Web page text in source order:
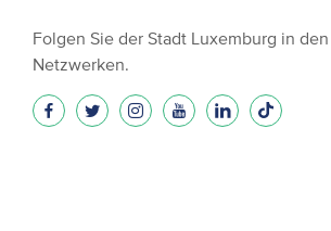
Folgen Sie der Stadt Luxemburg in
Netzwerken.